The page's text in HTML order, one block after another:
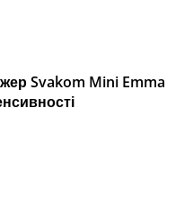
Svakom Mini Emma